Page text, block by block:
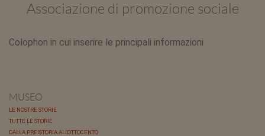
Associazione di promozione sociale
Colophon in cui inserire le principali informazioni
MUSEO
LE NOSTRE STORIE
TUTTE LE STORIE
DALLA PREISTORIA ALL'OTTOCENTO